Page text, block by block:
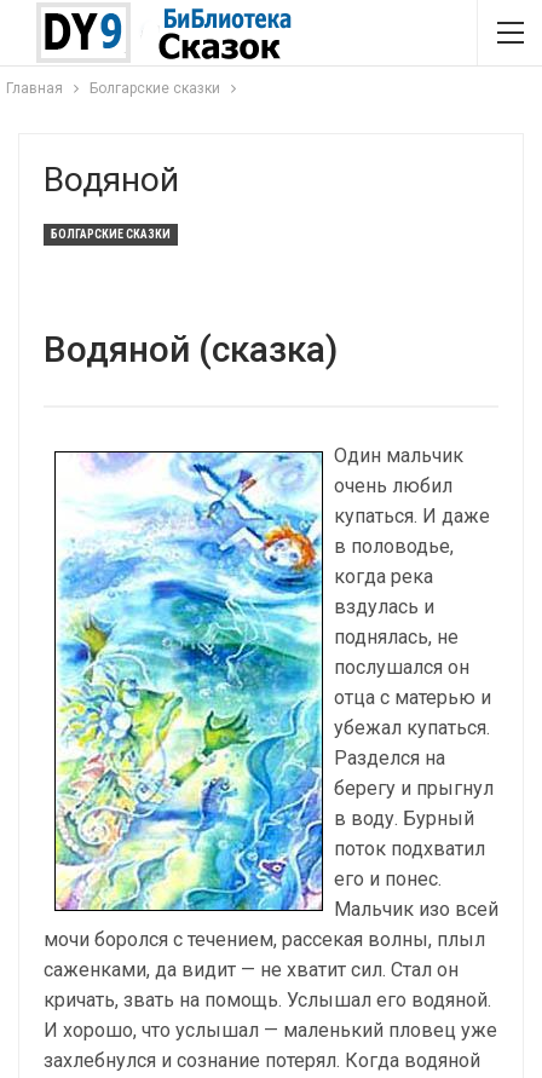
Главная Болгарские сказки
Водяной
БОЛГАРСКИЕ СКАЗКИ
Водяной (сказка)
Один мальчик
очень любил
купаться. И даже
в половодье,
когда река
вздулась и
поднялась, не
послушался он
отца с матерью и
убежал купаться.
Разделся на
берегу и прыгнул
в воду. Бурный
поток подхватил
его и понес.
Мальчик изо всей
мочи боролся с течением, рассекая волны, плыл
саженками, да видит — не хватит сил. Стал он
кричать, звать на помощь. Услышал его водяной.
И хорошо, что услышал — маленький пловец уже
захлебнулся и сознание потерял. Когда водяной